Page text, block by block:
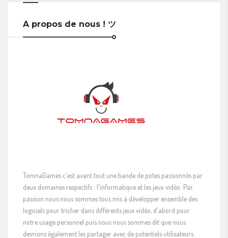
A propos de nous ! ツ
TomnaGames c'est avant tout une bande de potes passionnés par
deux domaines respectifs : l'informatique et les jeux vidéo. Par
passion nous nous sommes tous mis à développer ensemble des
logiciels pour tricher dans différents jeux vidéo, d'abord pour
notre usage personnel puis nous nous sommes dit que nous
devrions également les partager avec de potentiels utilisateurs.